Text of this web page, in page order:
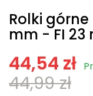
Rolki
mm - FI 23
44,54 zł
44,99 zł